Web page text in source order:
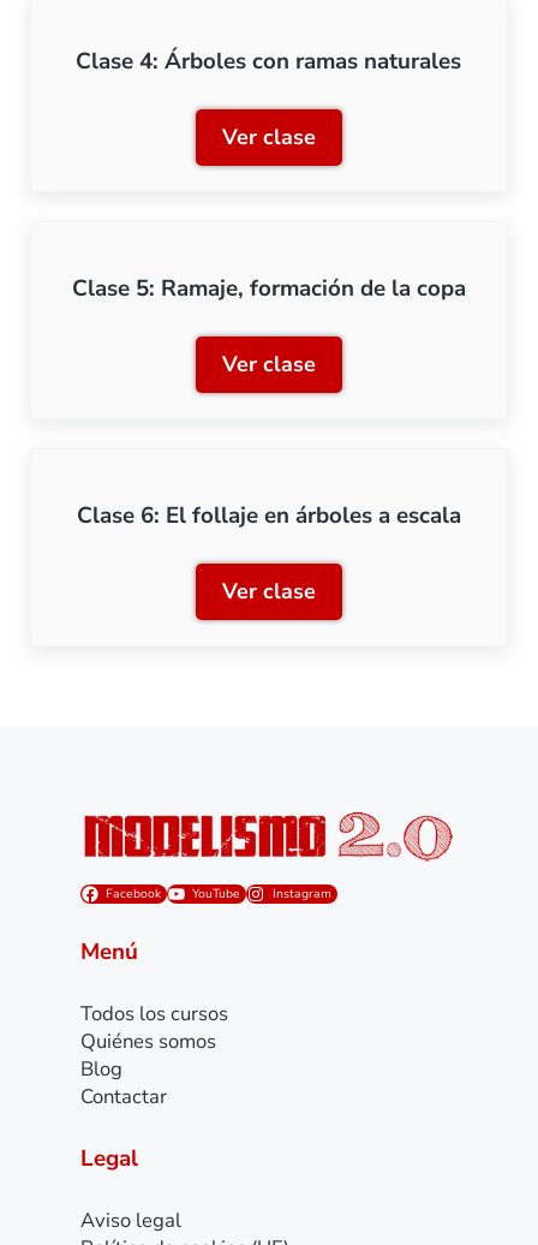
Clase 4: Árboles con ramas naturales
Ver claseClase 4: Árboles con
Clase 5: Ramaje, formación de la copa
Ver claseClase 5: Ramaje,
Clase 6: El follaje en árboles a escala
Ver claseClase 6: El follaje en
Facebook YouTube Instagram
Menú
Todos los cursos
Quiénes somos
Blog
Contactar
Legal
Aviso legal